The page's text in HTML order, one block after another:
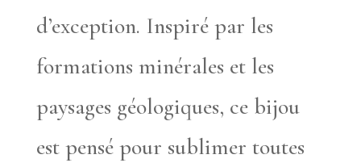
d’exception. Inspiré par les
formations minérales et les
paysages géologiques, ce bijou
est pensé pour sublimer toutes